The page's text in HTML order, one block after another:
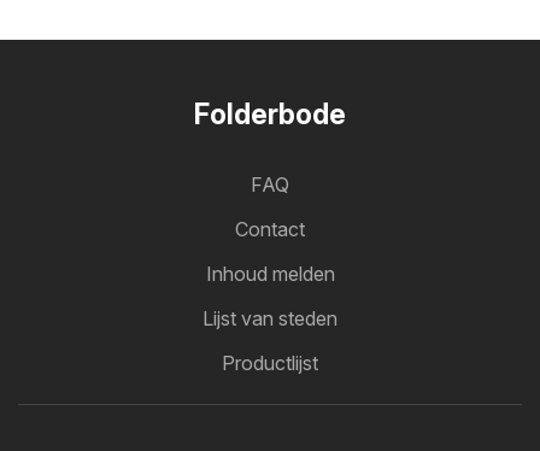
Folderbode
FAQ
Contact
Inhoud melden
Lijst van steden
Productlijst